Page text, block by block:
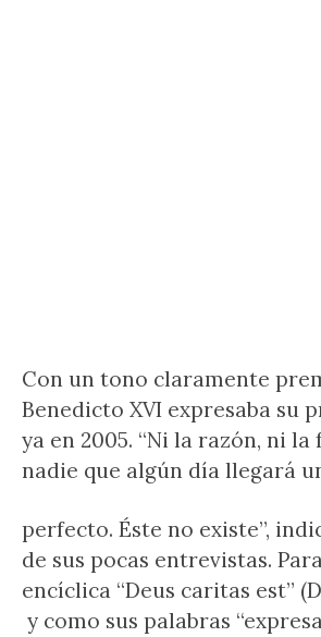
Con un tono claramente
Benedicto XVI expresaba su
ya en 2005. “Ni la razón, ni
nadie que algún día llegará
perfecto. Éste no existe”,
de sus pocas entrevistas.
encíclica “Deus caritas est”
y como sus palabras